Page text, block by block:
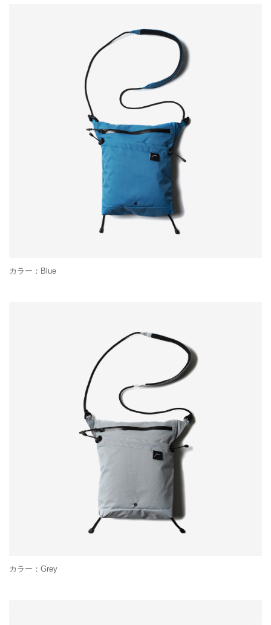
カラー：Blue
カラー：Grey